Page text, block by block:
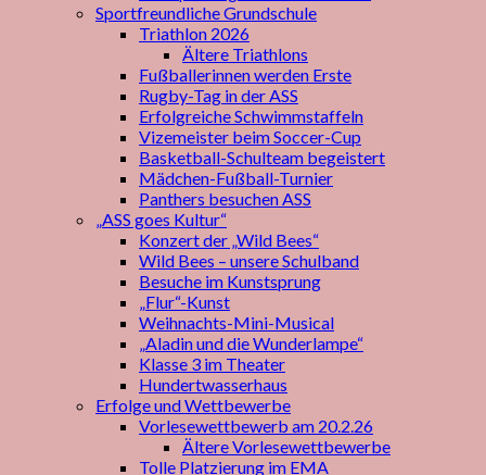
Sportfreundliche Grundschule
Triathlon 2026
Ältere Triathlons
Fußballerinnen werden Erste
Rugby-Tag in der ASS
Erfolgreiche Schwimmstaffeln
Vizemeister beim Soccer-Cup
Basketball-Schulteam begeistert
Mädchen-Fußball-Turnier
Panthers besuchen ASS
„ASS goes Kultur“
Konzert der „Wild Bees“
Wild Bees – unsere Schulband
Besuche im Kunstsprung
„Flur“-Kunst
Weihnachts-Mini-Musical
„Aladin und die Wunderlampe“
Klasse 3 im Theater
Hundertwasserhaus
Erfolge und Wettbewerbe
Vorlesewettbewerb am 20.2.26
Ältere Vorlesewettbewerbe
Tolle Platzierung im EMA